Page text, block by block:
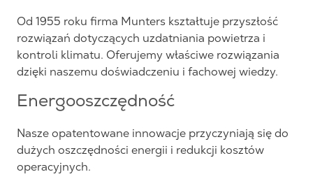
Od 1955 roku firma Munters kształtuje przyszłość
rozwiązań dotyczących uzdatniania powietrza i
kontroli klimatu. Oferujemy właściwe rozwiązania
dzięki naszemu doświadczeniu i fachowej wiedzy.
Energooszczędność
Nasze opatentowane innowacje przyczyniają się do
dużych oszczędności energii i redukcji kosztów
operacyjnych.